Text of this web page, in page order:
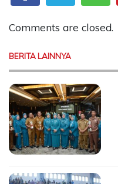
Comments are closed.
BERITA LAINNYA